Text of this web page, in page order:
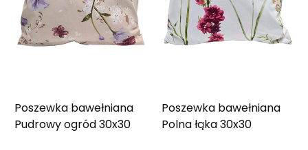
Poszewka bawełniana
Pudrowy ogród 30x30
Poszewka bawełniana
Polna łąka 30x30